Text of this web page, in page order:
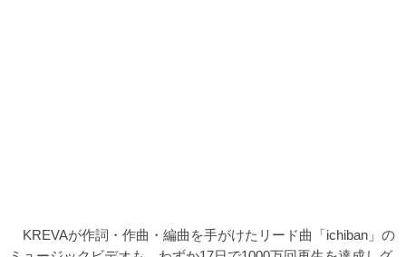
KREVAが作詞・作曲・編曲を手がけたリード曲「ichiban」の